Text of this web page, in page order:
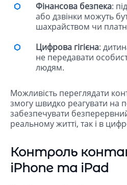
Фінансова безпека:
або дзвінки можуть
шахрайством чи
Цифрова гігієна:
не передавати
людям.
Можливість переглядати
змогу швидко реагувати на
забезпечувати
реальному житті, так і в
Контроль
iPhone та iPad